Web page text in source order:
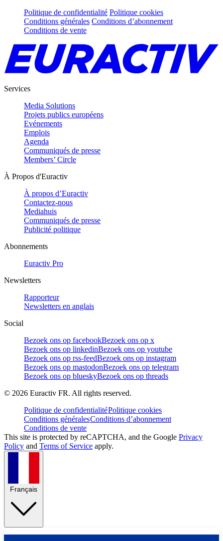
Politique de confidentialité Politique cookies
Conditions générales Conditions d’abonnement
Conditions de vente
Services
Media Solutions
Projets publics européens
Evénements
Emplois
Agenda
Communiqués de presse
Members’ Circle
À Propos d'Euractiv
À propos d’Euractiv
Contactez-nous
Mediahuis
Communiqués de presse
Publicité politique
Abonnements
Euractiv Pro
Newsletters
Rapporteur
Newsletters en anglais
Social
Bezoek ons op facebookBezoek ons op x
Bezoek ons op linkedinBezoek ons op youtube
Bezoek ons op rss-feedBezoek ons op instagram
Bezoek ons op mastodonBezoek ons op telegram
Bezoek ons op blueskyBezoek ons op threads
© 2026 Euractiv FR. All rights reserved.
Politique de confidentialitéPolitique cookies
Conditions généralesConditions d’abonnement
Conditions de vente
This site is protected by reCAPTCHA, and the Google Privacy
Policy and Terms of Service apply.
Français